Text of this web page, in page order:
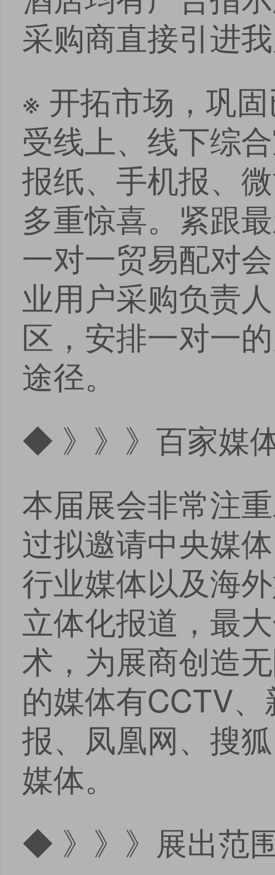
采购商直接引进
※ 开拓市场，巩
受线上、线下综
报纸、手机报、
多重惊喜。紧跟
一对一贸易配对
业用户采购负责
区，安排一对一
途径。
◆ 》》》百家媒
本届展会非常注
过拟邀请中央媒
行业媒体以及海
立体化报道，最
术，为展商创造
的媒体有CCTV
报、凤凰网、搜
媒体。
◆ 》》》展出范